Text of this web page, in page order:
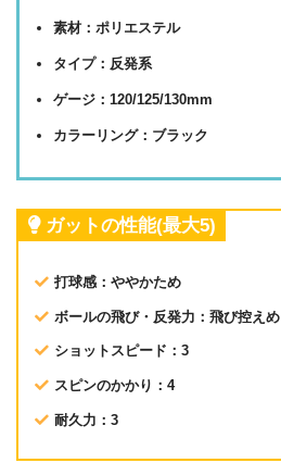
素材：ポリエステル
タイプ：反発系
ゲージ：120/125/130mm
カラーリング：ブラック
ガットの性能(最大5)
打球感：ややかため
ボールの飛び・反発力：飛び控えめ
ショットスピード：3
スピンのかかり：4
耐久力：3